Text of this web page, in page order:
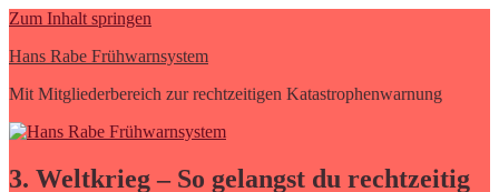
Zum Inhalt springen
Hans Rabe Frühwarnsystem
Mit Mitgliederbereich zur rechtzeitigen Katastrophenwarnung
3. Weltkrieg – So gelangst du rechtzeitig